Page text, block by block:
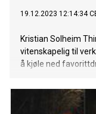
19.12.2023 12:14:34
Kristian Solheim
vitenskapelig til
å kjøle ned